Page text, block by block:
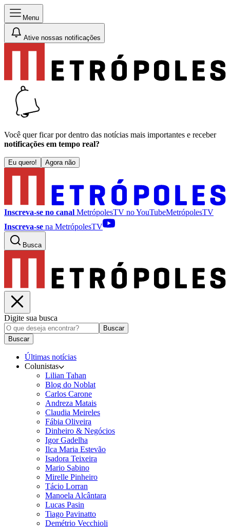
Menu
Ative nossas notificações
Você quer ficar por dentro das notícias mais importantes e receber
notificações em tempo real?
Eu quero! Agora não
Inscreva-se no canal MetrópolesTV noYouTubeMetrópolesTV
Inscreva-se na MetrópolesTV
Busca
Digite sua busca
Buscar
Buscar
Últimas notícias
Colunistas
Lilian Tahan
Blog do Noblat
Carlos Carone
Andreza Matais
Claudia Meireles
Fábia Oliveira
Dinheiro & Negócios
Igor Gadelha
Ilca Maria Estevão
Isadora Teixeira
Mario Sabino
Mirelle Pinheiro
Tácio Lorran
Manoela Alcântara
Lucas Pasin
Tiago Pavinatto
Demétrio Vecchioli